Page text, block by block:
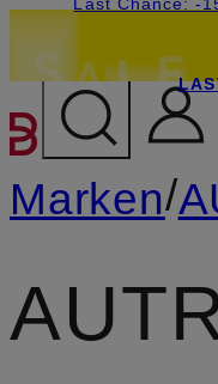
ZUM
Marken/